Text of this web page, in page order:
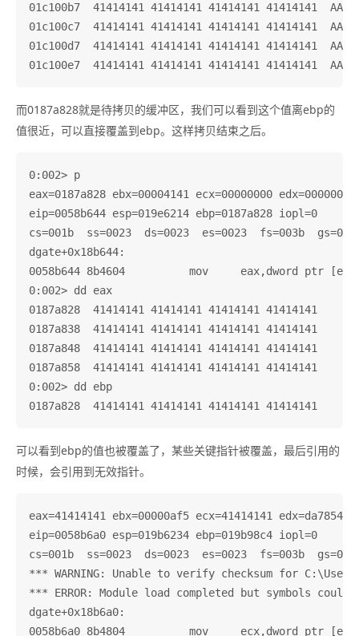
01c100b7  41414141 41414141 41414141 41414141
01c100c7  41414141 41414141 41414141 41414141
01c100d7  41414141 41414141 41414141 41414141
而0187a828就是待拷贝的缓冲区，我们可以看到这个值离ebp的
值很近，可以直接覆盖到ebp。这样拷贝结束之后。
0:002> p
eax=0187a828 ebx=00004141 ecx=00000000
eip=0058b644 esp=019e6214 ebp=0187a828 iopl=0
cs=001b  ss=0023  ds=0023  es=0023  fs=003b
dgate+0x18b644:
0058b644 8b4604          mov     eax,dword ptr
0:002> dd eax
0187a828  41414141 41414141 41414141 41414141
0187a838  41414141 41414141 41414141 41414141
0187a848  41414141 41414141 41414141 41414141
0187a858  41414141 41414141 41414141 41414141
0:002> dd ebp
可以看到ebp的值也被覆盖了，某些关键指针被覆盖，最后引用的
时候，会引用到无效指针。
eax=41414141 ebx=00000af5 ecx=41414141
eip=0058b6a0 esp=019b6234 ebp=019b98c4 iopl=0
cs=001b  ss=0023  ds=0023  es=0023  fs=003b
*** WARNING: Unable to verify checksum for
*** ERROR: Module load completed but symbols
dgate+0x18b6a0: